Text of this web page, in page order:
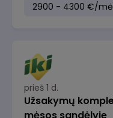
2900 - 4300 €/
prieš 1 d.
Užsakymų